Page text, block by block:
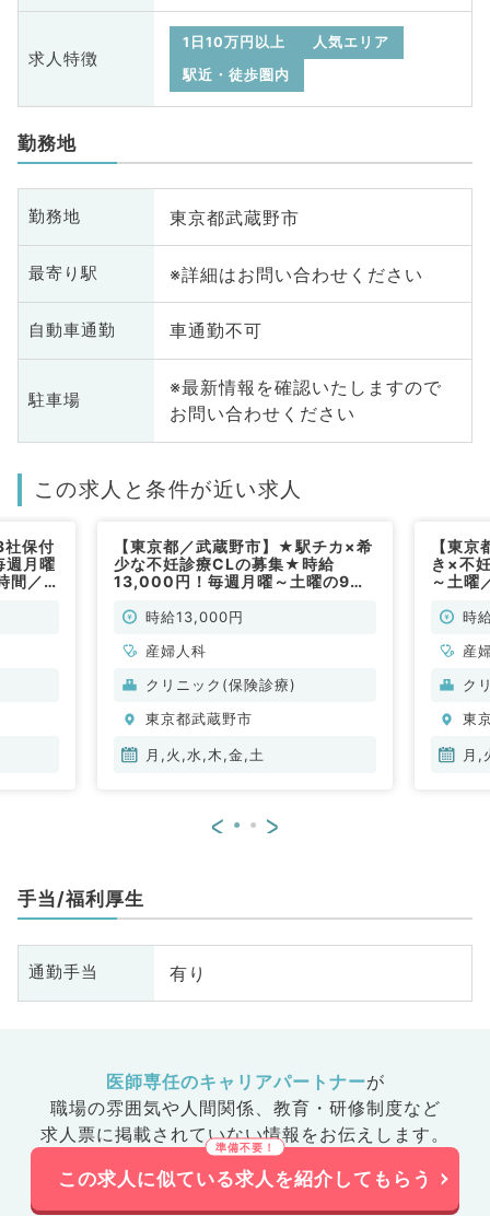
求人特徴
1日10万円以上
人気エリア
駅近・徒歩圏内
勤務地
勤務地 東京都武蔵野市
最寄り駅 ※詳細はお問い合わせください
自動車通勤 車通勤不可
駐車場
※最新情報を確認いたしますので
お問い合わせください
この求人と条件が近い求人
保付
月曜
間／
【東京都／武蔵野市】★駅チカ×希
少な不妊診療CLの募集★時給
13,000円！毎週月曜～土曜の9時
談可能です◎（産婦人科／非常勤）
時給13,000円
産婦人科
クリニック(保険診療)
東京都武蔵野市
月,火,水,木,金,土
【東
き×不
～土曜
談可時
産
ク
東
月,
< >
手当/福利厚生
通勤手当 有り
医師専任のキャリアパートナーが
職場の雰囲気や人間関係、 教育・研修制度など
求人票に掲載されていない情報をお伝えします。
この求人に似ている求人を紹介してもらう